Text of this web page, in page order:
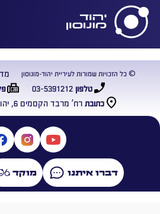
כתובת רח’ מרבד הקסמים 6, יהוד מונוסון, 5635001
טלפון03-5391212
© כל הזכויות שמורות לעיריית יהוד-מונוסון
דברו איתנו מוקד